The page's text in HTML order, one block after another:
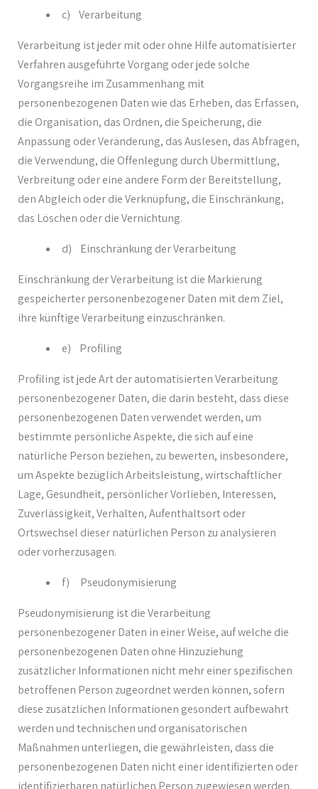
c) Verarbeitung
Verarbeitung ist jeder mit oder ohne Hilfe automatisierter
Verfahren ausgeführte Vorgang oder jede solche
Vorgangsreihe im Zusammenhang mit
personenbezogenen Daten wie das Erheben, das Erfassen,
die Organisation, das Ordnen, die Speicherung, die
Anpassung oder Veränderung, das Auslesen, das Abfragen,
die Verwendung, die Offenlegung durch Übermittlung,
Verbreitung oder eine andere Form der Bereitstellung,
den Abgleich oder die Verknüpfung, die Einschränkung,
das Löschen oder die Vernichtung.
d) Einschränkung der Verarbeitung
Einschränkung der Verarbeitung ist die Markierung
gespeicherter personenbezogener Daten mit dem Ziel,
ihre künftige Verarbeitung einzuschränken.
e) Profiling
Profiling ist jede Art der automatisierten Verarbeitung
personenbezogener Daten, die darin besteht, dass diese
personenbezogenen Daten verwendet werden, um
bestimmte persönliche Aspekte, die sich auf eine
natürliche Person beziehen, zu bewerten, insbesondere,
um Aspekte bezüglich Arbeitsleistung, wirtschaftlicher
Lage, Gesundheit, persönlicher Vorlieben, Interessen,
Zuverlässigkeit, Verhalten, Aufenthaltsort oder
Ortswechsel dieser natürlichen Person zu analysieren
oder vorherzusagen.
f) Pseudonymisierung
Pseudonymisierung ist die Verarbeitung
personenbezogener Daten in einer Weise, auf welche die
personenbezogenen Daten ohne Hinzuziehung
zusätzlicher Informationen nicht mehr einer spezifischen
betroffenen Person zugeordnet werden können, sofern
diese zusätzlichen Informationen gesondert aufbewahrt
werden und technischen und organisatorischen
Maßnahmen unterliegen, die gewährleisten, dass die
personenbezogenen Daten nicht einer identifizierten oder
identifizierbaren natürlichen Person zugewiesen werden.